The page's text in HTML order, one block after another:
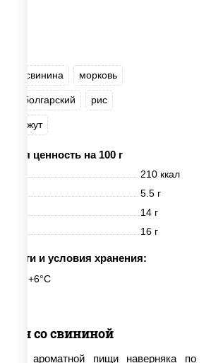
свинина морковь
болгарский рис
кунжут
ценность на 100 г
210 ккал
5.5 г
14 г
16 г
и условия хранения:
до +6°C
Тяхан со свининой
и ароматной пищи наверняка по